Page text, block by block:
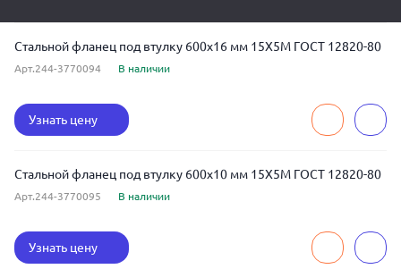
Стальной фланец под втулку 600x16 мм 15Х5М ГОСТ 12820-80
Арт.244-3770094 В наличии
Узнать цену
Стальной фланец под втулку 600x10 мм 15Х5М ГОСТ 12820-80
Арт.244-3770095 В наличии
Узнать цену